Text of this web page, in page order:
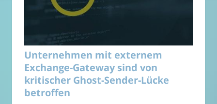
Unternehmen mit externem
Exchange-Gateway sind von
kritischer Ghost-Sender-Lücke
betroffen